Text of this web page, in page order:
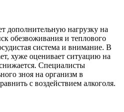
дополнительную нагрузку на
обезвоживания и теплового
система и внимание. В
хуже оценивает ситуацию на
Специалисты
зноя на организм в
с воздействием алкоголя.